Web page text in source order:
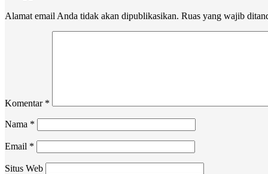
Alamat email Anda tidak akan dipublikasikan. Ruas yang wajib
Komentar *
Nama *
Email *
Situs Web